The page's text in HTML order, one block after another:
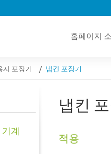
홈페이지
지 포장기 냅킨 포장기
냅킨
적용
계